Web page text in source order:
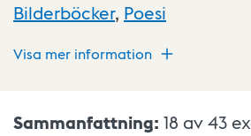
Bilderböcker, Poesi
Visa mer information
Sammanfattning: 18 av 43